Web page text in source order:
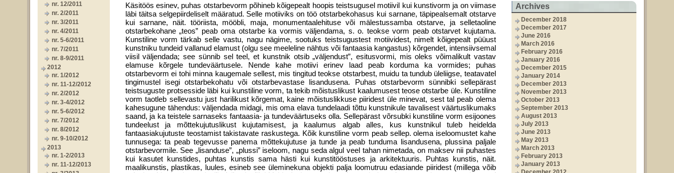
nr. 12/2011
nr. 2/2011
nr. 3/2011
nr. 4/2011
nr. 5-6/2011
nr. 7/2011
nr. 8-9/2011
2012
nr. 1/2012
nr. 11-12/2012
nr. 2/2012
nr. 3-4/2012
nr. 5-6/2012
nr. 7/2012
nr. 8/2012
nr. 9-10/2012
2013
nr. 1-2/2013
nr. 11-12/2013
Archives
December 2018
December 2017
June 2016
March 2016
February 2016
January 2016
December 2015
January 2014
December 2013
November 2013
October 2013
September 2013
August 2013
July 2013
June 2013
May 2013
March 2013
February 2013
January 2013
Käsitöös esinev, puhas otstarbevorm põhineb kõigepealt hoopis teistsugusel motiivil kui kunstivorm ja on viimase
läbi täitsa selgepiirdeliselt määratud. Selle motiiviks on töö otstarbekohasus kui sarnane, täpipealsemalt otstarve
kui sarnane, näit. tööriista, mööbli, maja, monumentaalehituse või mälestussamba otstarve, ja selletaoline
otstarbekohane „teos” peab oma otstarbe ka vormis väljendama, s. o. teokse vorm peab otstarvet kujutama.
Kunstiline vorm tärkab selle­ vastu, nagu nägime, sootuks teistsugustest motiividest, nimelt kõigepealt püüust
kunstniku tundeid vallanud elamust (olgu see meeleline nähtus või fantaasia kangastus) kõrgendet, intensiivsemal
viisil väljendada; see sünnib sel teel, et kunstnik otsib „väljendust”, esitusvormi, mis oleks võima­likult vastav
elamuse kõrgele tundeväärtusele. Nende kahe motiivi erinev laad peab korduma ka vormides; puhas
otstarbevorm ei tohi minna kaugemale sellest, mis tingitud teokse otstarbest, muidu ta tundub üleliigse, teatavatel
tingimustel isegi otstarbekohatu või otstarbevastase lisandusena. Puhas otstarbevorm sünnibki selle­pärast
teistsuguste protsesside läbi kui kunstiline vorm, ta tekib mõistuslikust kaalumusest teose ots­tarbe üle. Kunstiline
vorm taotleb sellevastu just harilikust kõrgemat, kaine mõistuslikkuse piiridest üle minevat, sest tal peab olema
kahe­sugune tähendus: väljendada midagi, mis oma elava tunde­laadi tõttu kunstnikule tavalisest väärtuslikumaks
saand, ja ka teistele sarnaseks fantaasia- ja tundeväärtuseks olla. Sellepärast võrsubki kunstiline vorm esijoones
tundeelust ja mõttekujutuslikust kujutamisest, ja kaalumus algab alles, kus kunstnikul tuleb heidelda
fantaasiakujutuste teostamist takis­tavate raskustega. Kõik kunstiline vorm peab sellep. olema iseloomustet kahe
tunnusega: ta peab tegevusse panema mõttekujutuse ja tunde ja peab tunduma lisandusena, plussina paljale
otstarbevormile. See „lisanduse”, „plussi” iseloom, nagu seda algul veel tahan nimetada, on maksev nii puhastes
kui kasutet kunstides, puhtas kunstis sama hästi kui kunstitööstuses ja arkitektuuris. Puhtas kunstis, näit.
maalikunstis, plastikas, luules, esineb see üleminekuna objekti palja loomu­truu edasiande piiridest (millega võib